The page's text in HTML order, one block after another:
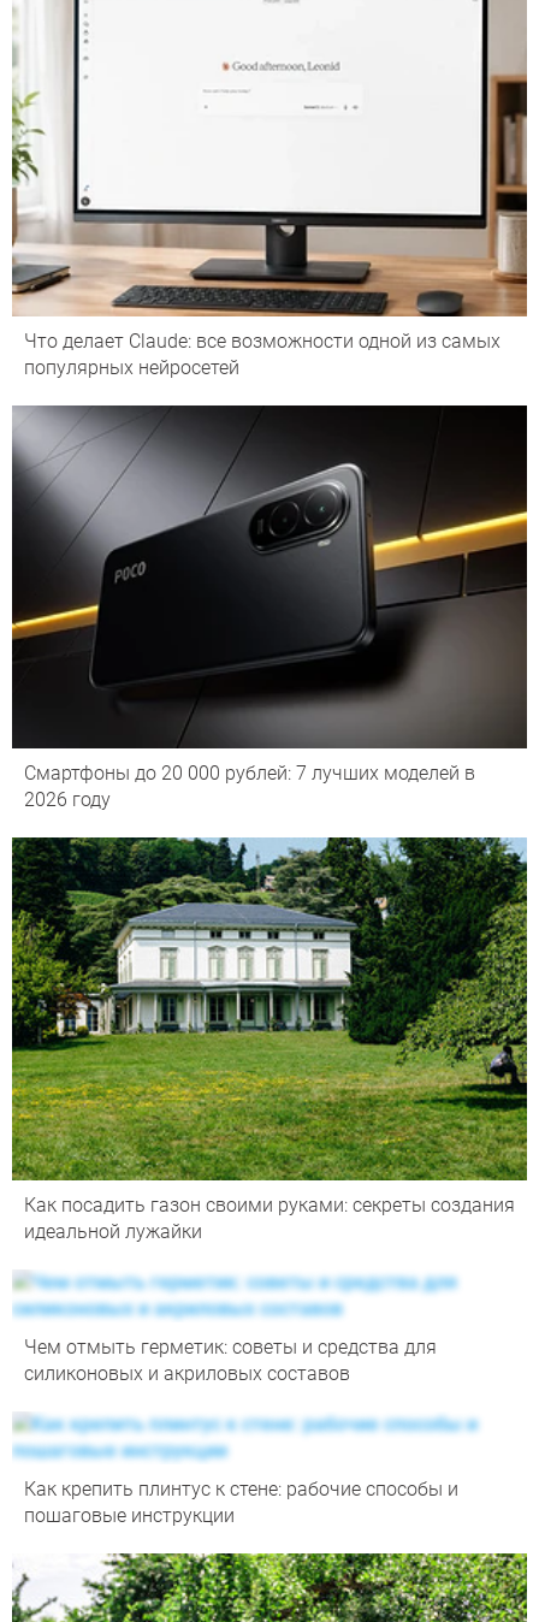
Что делает Сlaude: все возможности одной из самых
популярных нейросетей
Смартфоны до 20 000 рублей: 7 лучших моделей в
2026 году
Как посадить газон своими руками: секреты создания
идеальной лужайки
Чем отмыть герметик: советы и средства для
силиконовых и акриловых составов
Как крепить плинтус к стене: рабочие способы и
пошаговые инструкции